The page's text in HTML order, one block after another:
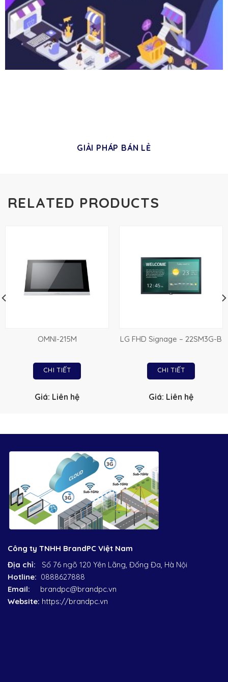
GIẢI PHÁP BÁN LẺ
RELATED PRODUCTS
OMNI-215M
CHI TIẾT
Giá: Liên hệ
LG FHD Signage – 22SM3G-B
CHI TIẾT
Giá: Liên hệ
Công ty TNHH BrandPC Việt Nam
Địa chỉ: Số 76 ngõ 120 Yên Lãng, Đống Đa, Hà Nội
Hotline: 0888627888
Email:
brandpc@brandpc.vn
Website: https://brandpc.vn